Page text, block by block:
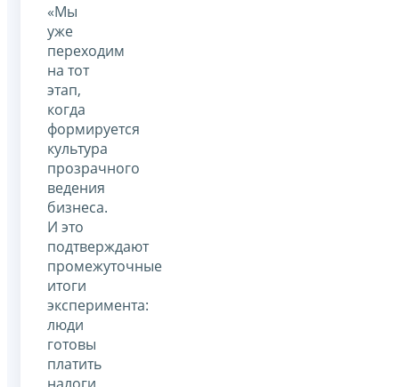
«Мы
уже
переходим
на тот
этап,
когда
формируется
культура
прозрачного
ведения
бизнеса.
И это
подтверждают
промежуточные
итоги
эксперимента:
люди
готовы
платить
налоги